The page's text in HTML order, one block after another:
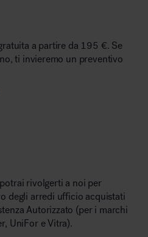
a partire da 195 €. Se
ti invieremo un preventivo
rivolgerti a noi per
degli arredi ufficio acquistati
Autorizzato (per i marchi
UniFor e Vitra).